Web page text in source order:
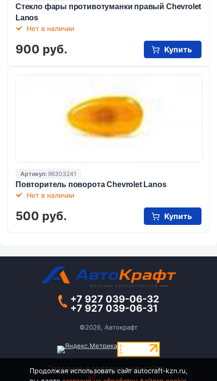
Стекло фары противотуманки правый Chevrolet
Lanos
Нет в наличии
900 руб. Купить
Артикул: 96303241
Повторитель поворота Chevrolet Lanos
Нет в наличии
500 руб. Купить
+7 927 039-06-32
+7 927 039-06-31
©2026, Автокрафт
Создание и продвижение сайта -
Продолжая использовать сайт autocraft-kzn.ru,